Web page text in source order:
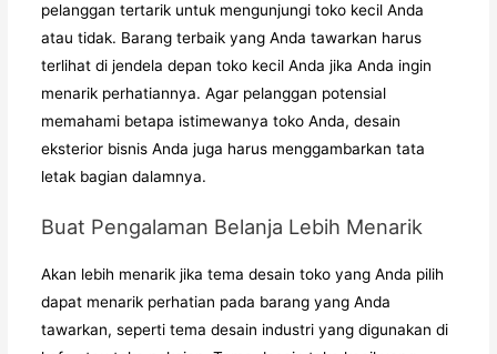
pelanggan tertarik untuk mengunjungi toko kecil Anda
atau tidak. Barang terbaik yang Anda tawarkan harus
terlihat di jendela depan toko kecil Anda jika Anda ingin
menarik perhatiannya. Agar pelanggan potensial
memahami betapa istimewanya toko Anda, desain
eksterior bisnis Anda juga harus menggambarkan tata
letak bagian dalamnya.
Buat Pengalaman Belanja Lebih Menarik
Akan lebih menarik jika tema desain toko yang Anda pilih
dapat menarik perhatian pada barang yang Anda
tawarkan, seperti tema desain industri yang digunakan di